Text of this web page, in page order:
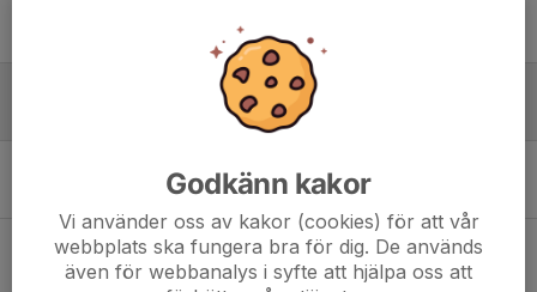
Imorrn, 30/12 kör vi i Stadium arena
23 dec 2023 0
Löppasset den 23 dec blir inne på Stadium arena
22 dec 2023 0
Godkänn kakor
Vi använder oss av kakor (cookies) för att vår
webbplats ska fungera bra för dig. De används
även för webbanalys i syfte att hjälpa oss att